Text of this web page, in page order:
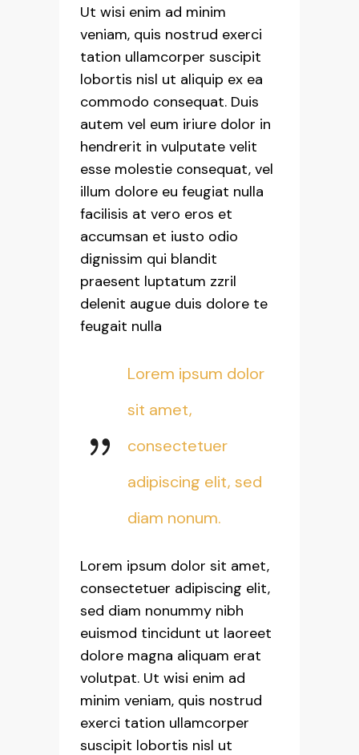
Ut wisi enim ad minim
veniam, quis nostrud exerci
tation ullamcorper suscipit
lobortis nisl ut aliquip ex ea
commodo consequat. Duis
autem vel eum iriure dolor in
hendrerit in vulputate velit
esse molestie consequat, vel
illum dolore eu feugiat nulla
facilisis at vero eros et
accumsan et iusto odio
dignissim qui blandit
praesent luptatum zzril
delenit augue duis dolore te
feugait nulla
Lorem ipsum dolor
sit amet,
consectetuer
adipiscing elit, sed
diam nonum.
Lorem ipsum dolor sit amet,
consectetuer adipiscing elit,
sed diam nonummy nibh
euismod tincidunt ut laoreet
dolore magna aliquam erat
volutpat. Ut wisi enim ad
minim veniam, quis nostrud
exerci tation ullamcorper
suscipit lobortis nisl ut